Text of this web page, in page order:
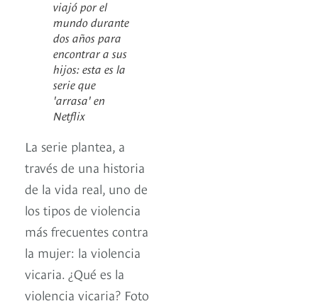
viajó por el
mundo durante
dos años para
encontrar a sus
hijos: esta es la
serie que
'arrasa' en
Netflix
La serie plantea, a
través de una historia
de la vida real, uno de
los tipos de violencia
más frecuentes contra
la mujer: la violencia
vicaria. ¿Qué es la
violencia vicaria? Foto